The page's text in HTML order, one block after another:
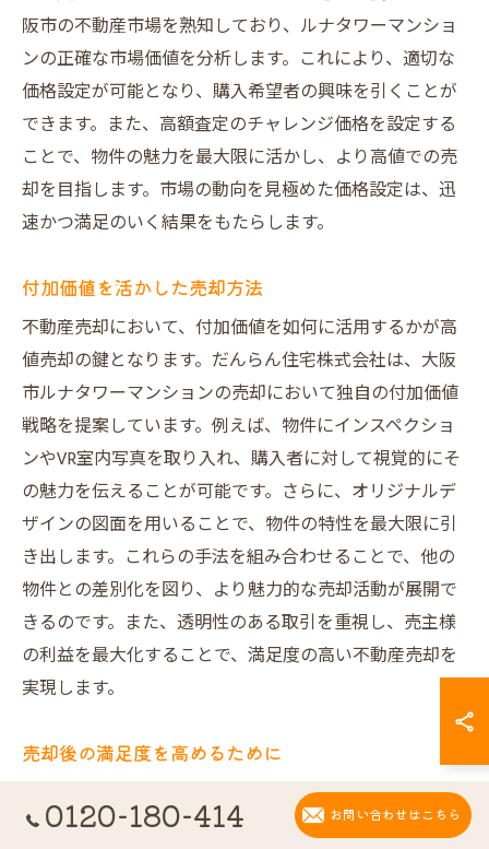
阪市の不動産市場を熟知しており、ルナタワーマンショ
ンの正確な市場価値を分析します。これにより、適切な
価格設定が可能となり、購入希望者の興味を引くことが
できます。また、高額査定のチャレンジ価格を設定する
ことで、物件の魅力を最大限に活かし、より高値での売
却を目指します。市場の動向を見極めた価格設定は、迅
速かつ満足のいく結果をもたらします。
付加価値を活かした売却方法
不動産売却において、付加価値を如何に活用するかが高
値売却の鍵となります。だんらん住宅株式会社は、大阪
市ルナタワーマンションの売却において独自の付加価値
戦略を提案しています。例えば、物件にインスペクショ
ンやVR室内写真を取り入れ、購入者に対して視覚的にそ
の魅力を伝えることが可能です。さらに、オリジナルデ
ザインの図面を用いることで、物件の特性を最大限に引
き出します。これらの手法を組み合わせることで、他の
物件との差別化を図り、より魅力的な売却活動が展開で
きるのです。また、透明性のある取引を重視し、売主様
の利益を最大化することで、満足度の高い不動産売却を
実現します。
売却後の満足度を高めるために
不動産売却は売却後の満足度が非常に重要です。だんら
ん住宅株式会社は、大阪市ルナタワーマンションの売却
0120-180-414 お問い合わせはこちら